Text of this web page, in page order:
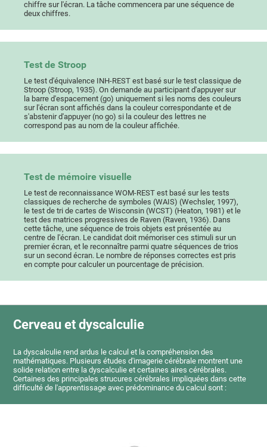
chiffre sur l'écran. La tâche commencera par une séquence de
deux chiffres.
Test de Stroop
Le test d'équivalence INH-REST est basé sur le test classique de
Stroop (Stroop, 1935). On demande au participant d'appuyer sur
la barre d'espacement (go) uniquement si les noms des couleurs
sur l'écran sont affichés dans la couleur correspondante et de
s'abstenir d'appuyer (no go) si la couleur des lettres ne
correspond pas au nom de la couleur affichée.
Test de mémoire visuelle
Le test de reconnaissance WOM-REST est basé sur les tests
classiques de recherche de symboles (WAIS) (Wechsler, 1997),
le test de tri de cartes de Wisconsin (WCST) (Heaton, 1981) et le
test des matrices progressives de Raven (Raven, 1936). Dans
cette tâche, une séquence de trois objets est présentée au
centre de l'écran. Le candidat doit mémoriser ces stimuli sur un
premier écran, et le reconnaître parmi quatre séquences de trios
sur un second écran. Le nombre de réponses correctes est pris
en compte pour calculer un pourcentage de précision.
Cerveau et dyscalculie
La dyscalculie rend ardus le calcul et la compréhension des
mathématiques. Plusieurs études d'imagerie cérébrale montrent une
solide relation entre la dyscalculie et certaines aires cérébrales.
Certaines des principales strucures cérébrales impliquées dans cette
difficulté de l'apprentissage avec prédominance du calcul sont :